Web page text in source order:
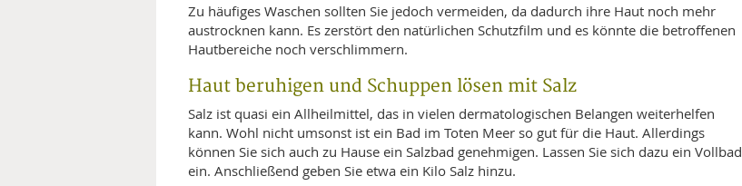
Zu häufiges Waschen sollten Sie jedoch vermeiden, da dadurch ihre Haut noch mehr
austrocknen kann. Es zerstört den natürlichen Schutzfilm und es könnte die betroffenen
Hautbereiche noch verschlimmern.
Haut beruhigen und Schuppen lösen mit Salz
Salz ist quasi ein Allheilmittel, das in vielen dermatologischen Belangen weiterhelfen
kann. Wohl nicht umsonst ist ein Bad im Toten Meer so gut für die Haut. Allerdings
können Sie sich auch zu Hause ein Salzbad genehmigen. Lassen Sie sich dazu ein Vollbad
ein. Anschließend geben Sie etwa ein Kilo Salz hinzu.